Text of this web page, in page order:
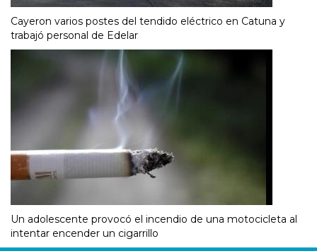
Cayeron varios postes del tendido eléctrico en Catuna y
trabajó personal de Edelar
Un adolescente provocó el incendio de una motocicleta al
intentar encender un cigarrillo